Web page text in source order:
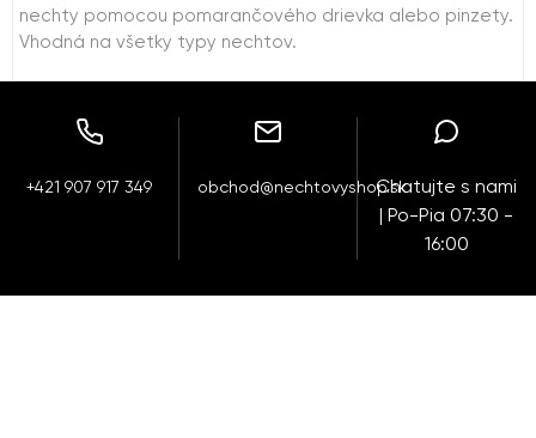
nechty pomocou pomarančového drievka alebo pinzety.
Vhodná na všetky typy nechtov.
+421 907 917 349 obchod@nechtovyshop.skChatujte s nami
| Po-Pia 07:30 -
16:00